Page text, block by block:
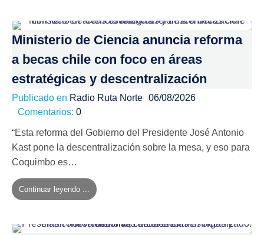
Ministerio de Ciencia anuncia reforma
a becas chile con foco en áreas
estratégicas y descentralización
Publicado en Radio Ruta Norte 06/08/2026
Comentarios: 0
“Esta reforma del Gobierno del Presidente José Antonio
Kast pone la descentralización sobre la mesa, y eso para
Coquimbo es…
Continuar leyendo ...